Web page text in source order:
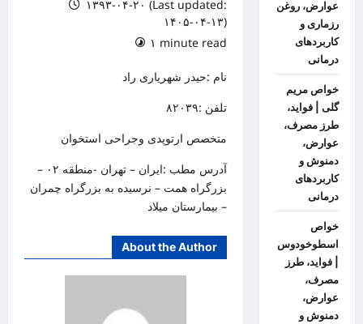
۱۳۹۳-۰۴-۲۰ (Last updated:
۱۴۰۵-۰۴-۱۳)
۱ minute read
نام :حیدر شهریاری راد
تلفن :۸۲۰۳۹
متخصص ارتوپدی وجراحی استخوان
آدرس مطب :ایران – تهران -منطقه ۰۲ –
بزرگراه همت – نرسیده به بزرگراه چمران
– بیمارستان میلاد
About the Author
عوارض، روغن
رزماری و
کاربردهای
درمانی
خواص مریم
گلی | فواید،
طرز مصرف،
عوارض،
دمنوش و
کاربردهای
درمانی
خواص
اسطوخودوس
| فواید، طرز
مصرف،
عوارض،
دمنوش و